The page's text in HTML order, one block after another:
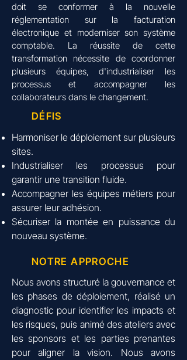
doit se conformer à la nouvelle
réglementation sur la facturation
électronique et moderniser son système
comptable. La réussite de cette
transformation nécessite de coordonner
plusieurs équipes, d'industrialiser les
processus et accompagner les
collaborateurs dans le changement.
DÉFIS
Harmoniser le déploiement sur plusieurs
sites.
Industrialiser les processus pour
garantir une transition fluide.
Accompagner les équipes métiers pour
assurer leur adhésion.
Sécuriser la montée en puissance du
nouveau système.
NOTRE APPROCHE
Nous avons structuré la gouvernance et
les phases de déploiement, réalisé un
diagnostic pour identifier les impacts et
les risques, puis animé des ateliers avec
les sponsors et les parties prenantes
pour aligner la vision. Nous avons